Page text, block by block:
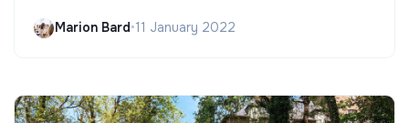
Marion Bard•11 January 2022